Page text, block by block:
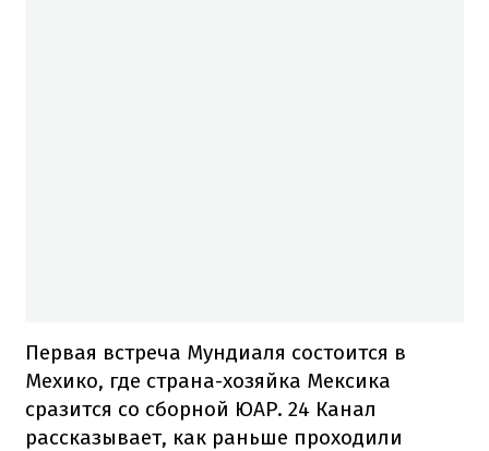
Первая встреча Мундиаля состоится в
Мехико, где страна-хозяйка Мексика
сразится со сборной ЮАР. 24 Канал
рассказывает, как раньше проходили